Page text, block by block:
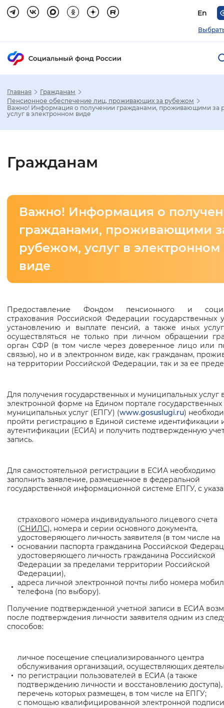
En
Стандартный
Шрифт
Без засечек С засечками
Нормальный
Монохромный Инверсивный
Синий фон
Изображения
Звуковой ассистент
Воспроизвести Остановить
Главная
Гражданам
Пенсионное обеспечение лиц, проживающих за рубежом
Важно! Информация о получении гражданами, проживающими за
услуг в электронном виде
Гражданам
Важно! Информация о
гражданами, проживающими
рубежом, услуг в электронном
виде
Основная
информация
Предоставление Фондом пенсионного и
страхования Российской Федерации государственных
установлению и выплате пенсий, а также иных
осуществляться не только при личном обращении
орган СФР (в том числе через доверенное лицо или
связью), но и в электронном виде, как гражданам,
на территории Российской Федерации, так и за ее
Для получения государственных и муниципальных услуг
электронной форме на Едином портале государственных
муниципальных услуг (ЕПГУ) (www.gosuslugi.ru)
пройти регистрацию в Единой системе идентификации
аутентификации (ЕСИА) и получить подтвержденную
запись.
Для самостоятельной регистрации в ЕСИА необходимо
заполнить заявление, размещенное в федеральной
государственной информационной системе ЕПГУ, с
страхового номера индивидуального лицевого счета
(СНИЛС), номера и серии основного документа,
удостоверяющего личность заявителя (в том числе на
основании паспорта гражданина Российской
удостоверяющего личность гражданина Российской
Федерации за пределами территории Российской
Федерации),
адреса личной электронной почты либо номера
телефона (по выбору).
Получение подтвержденной учетной записи в ЕСИА
после подтверждения личности заявителя одним из
способов:
личное посещение специализированного центра
обслуживания организаций, осуществляющих
по регистрации пользователей в ЕСИА (а также
подтверждению личности и восстановлению доступа),
перечень которых размещен, в том числе на ЕПГУ;
с помощью квалифицированной электронной